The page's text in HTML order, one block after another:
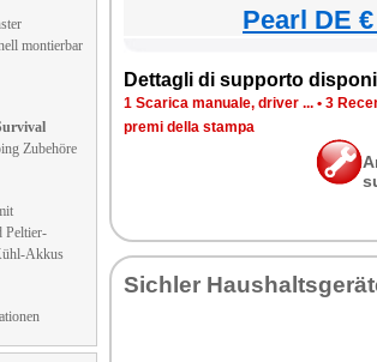
montierbar
Zubehöre
Peltier-
Akkus
Pearl DE
Dettagli di supporto
1 Scarica manuale, driver ... • 3
premi della stampa
Sichler